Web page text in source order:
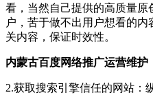
看，当然自己提供的高质量原
户，苦于做不出用户想看的
关内容，保证时效性。
内蒙古百度网络推广运营维护
2.获取搜索引擎信任的网站：